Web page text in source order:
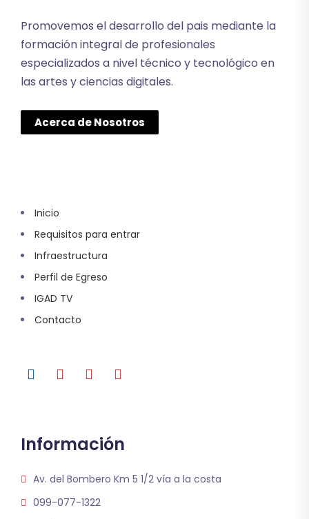
Promovemos el desarrollo del pais mediante la
formación integral de profesionales
especializados a nivel técnico y tecnológico en
las artes y ciencias digitales.
Acerca de Nosotros
Inicio
Requisitos para entrar
Infraestructura
Perfil de Egreso
IGAD TV
Contacto
Información
Av. del Bombero Km 5 1/2 vía a la costa
099-077-1322